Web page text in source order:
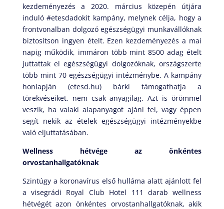
kezdeményezés a 2020. március közepén útjára
induló #etesdadokit kampány, melynek célja, hogy a
frontvonalban dolgozó egészségügyi munkavállóknak
biztosítson ingyen ételt. Ezen kezdeményezés a mai
napig működik, immáron több mint 8500 adag ételt
juttattak el egészségügyi dolgozóknak, országszerte
több mint 70 egészségügyi intézménybe. A kampány
honlapján (etesd.hu) bárki támogathatja a
törekvéseiket, nem csak anyagilag. Azt is örömmel
veszik, ha valaki alapanyagot ajánl fel, vagy éppen
segít nekik az ételek egészségügyi intézményekbe
való eljuttatásában.
Wellness hétvége az önkéntes
orvostanhallgatóknak
Szintúgy a koronavírus első hulláma alatt ajánlott fel
a visegrádi Royal Club Hotel 111 darab wellness
hétvégét azon önkéntes orvostanhallgatóknak, akik